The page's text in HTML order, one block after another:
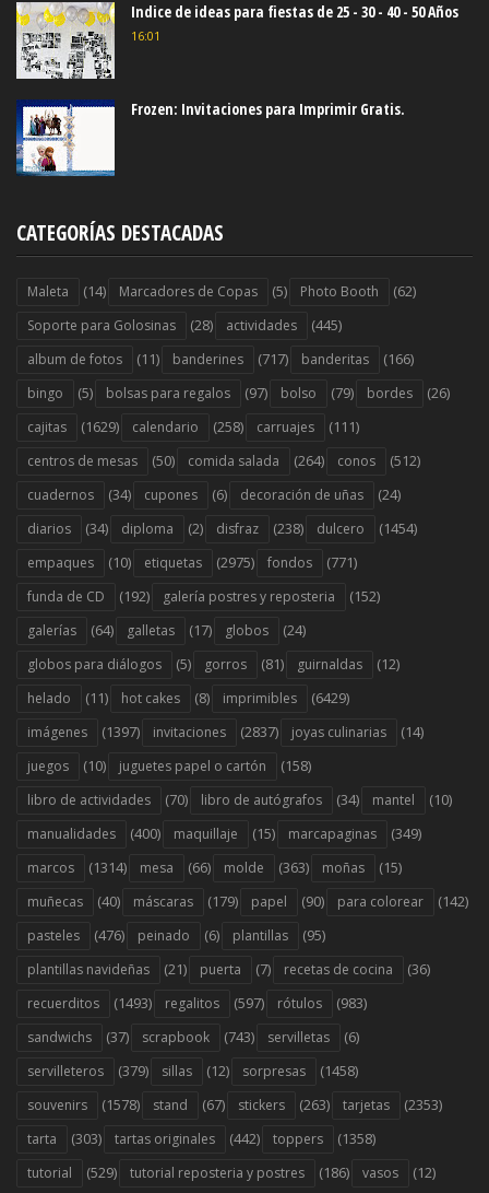
Indice de ideas para fiestas de 25 - 30 - 40 - 50 Años
16:01
Frozen: Invitaciones para Imprimir Gratis.
CATEGORÍAS DESTACADAS
Maleta (14) Marcadores de Copas (5) Photo Booth (62)
Soporte para Golosinas (28) actividades (445)
album de fotos (11) banderines (717) banderitas (166)
bingo (5) bolsas para regalos (97) bolso (79) bordes (26)
cajitas (1629) calendario (258) carruajes (111)
centros de mesas (50) comida salada (264) conos (512)
cuadernos (34) cupones (6) decoración de uñas (24)
diarios (34) diploma (2) disfraz (238) dulcero (1454)
empaques (10) etiquetas (2975) fondos (771)
funda de CD (192) galería postres y reposteria (152)
galerías (64) galletas (17) globos (24)
globos para diálogos (5) gorros (81) guirnaldas (12)
helado (11) hot cakes (8) imprimibles (6429)
imágenes (1397) invitaciones (2837) joyas culinarias (14)
juegos (10) juguetes papel o cartón (158)
libro de actividades (70) libro de autógrafos (34) mantel (10)
manualidades (400) maquillaje (15) marcapaginas (349)
marcos (1314) mesa (66) molde (363) moñas (15)
muñecas (40) máscaras (179) papel (90) para colorear (142)
pasteles (476) peinado (6) plantillas (95)
plantillas navideñas (21) puerta (7) recetas de cocina (36)
recuerditos (1493) regalitos (597) rótulos (983)
sandwichs (37) scrapbook (743) servilletas (6)
servilleteros (379) sillas (12) sorpresas (1458)
souvenirs (1578) stand (67) stickers (263) tarjetas (2353)
tarta (303) tartas originales (442) toppers (1358)
tutorial (529) tutorial reposteria y postres (186) vasos (12)